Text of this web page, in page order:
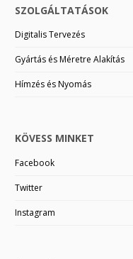
SZOLGÁLTATÁSOK
Digitalis Tervezés
Gyártás és Méretre Alakítás
Hímzés és Nyomás
KÖVESS MINKET
Facebook
Twitter
Instagram